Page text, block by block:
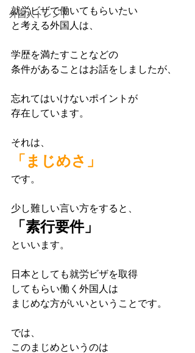
外国人トレンド
就労ビザで働いてもらいたい
と考える外国人は、
学歴を満たすことなどの
条件があることはお話をしましたが、
忘れてはいけないポイントが
存在しています。
それは、
「まじめさ」
です。
少し難しい言い方をすると、
「素行要件」
といいます。
日本としても就労ビザを取得
してもらい働く外国人は
まじめな方がいいということです。
では、
このまじめというのは